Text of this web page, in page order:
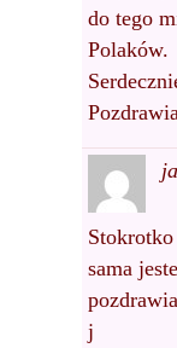
do tego
Polaków.
Stokrotko
sama
j